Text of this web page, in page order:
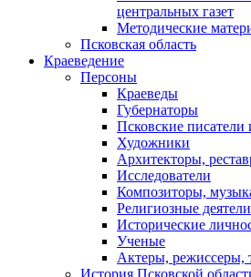
центральных газет
Методические
Псковская область
Краеведение
Персоны
Краеведы
Губернаторы
Псковские писатели
Художники
Архитекторы,
Исследователи
Композиторы,
Религиозные деятели
Исторические
Ученые
Актеры, режиссеры,
История Псковской